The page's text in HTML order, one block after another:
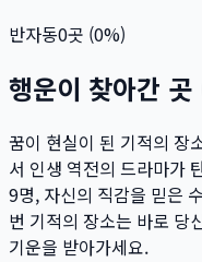
반자동0곳 (0%)
행운이 찾아간 곳
꿈이 현실이 된 기적의 장
서 인생 역전의 드라마가
9명, 자신의 직감을 믿은
번 기적의 장소는 바로 당
기운을 받아가세요.